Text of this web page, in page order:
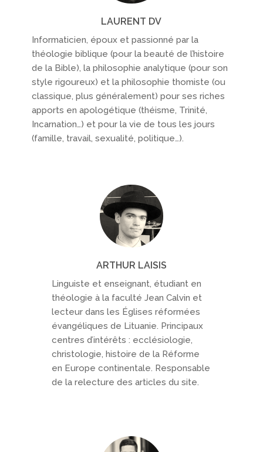
LAURENT DV
Informaticien, époux et passionné par la
théologie biblique (pour la beauté de l’histoire
de la Bible), la philosophie analytique (pour son
style rigoureux) et la philosophie thomiste (ou
classique, plus généralement) pour ses riches
apports en apologétique (théisme, Trinité,
Incarnation…) et pour la vie de tous les jours
(famille, travail, sexualité, politique…).
ARTHUR LAISIS
Linguiste et enseignant, étudiant en
théologie à la faculté Jean Calvin et
lecteur dans les Églises réformées
évangéliques de Lituanie. Principaux
centres d’intérêts : ecclésiologie,
christologie, histoire de la Réforme
en Europe continentale. Responsable
de la relecture des articles du site.